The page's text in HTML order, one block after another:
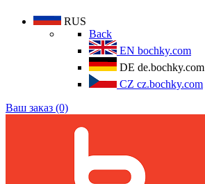
RUS
Back
EN bochky.com
DE de.bochky.com
CZ cz.bochky.com
Ваш заказ (0)